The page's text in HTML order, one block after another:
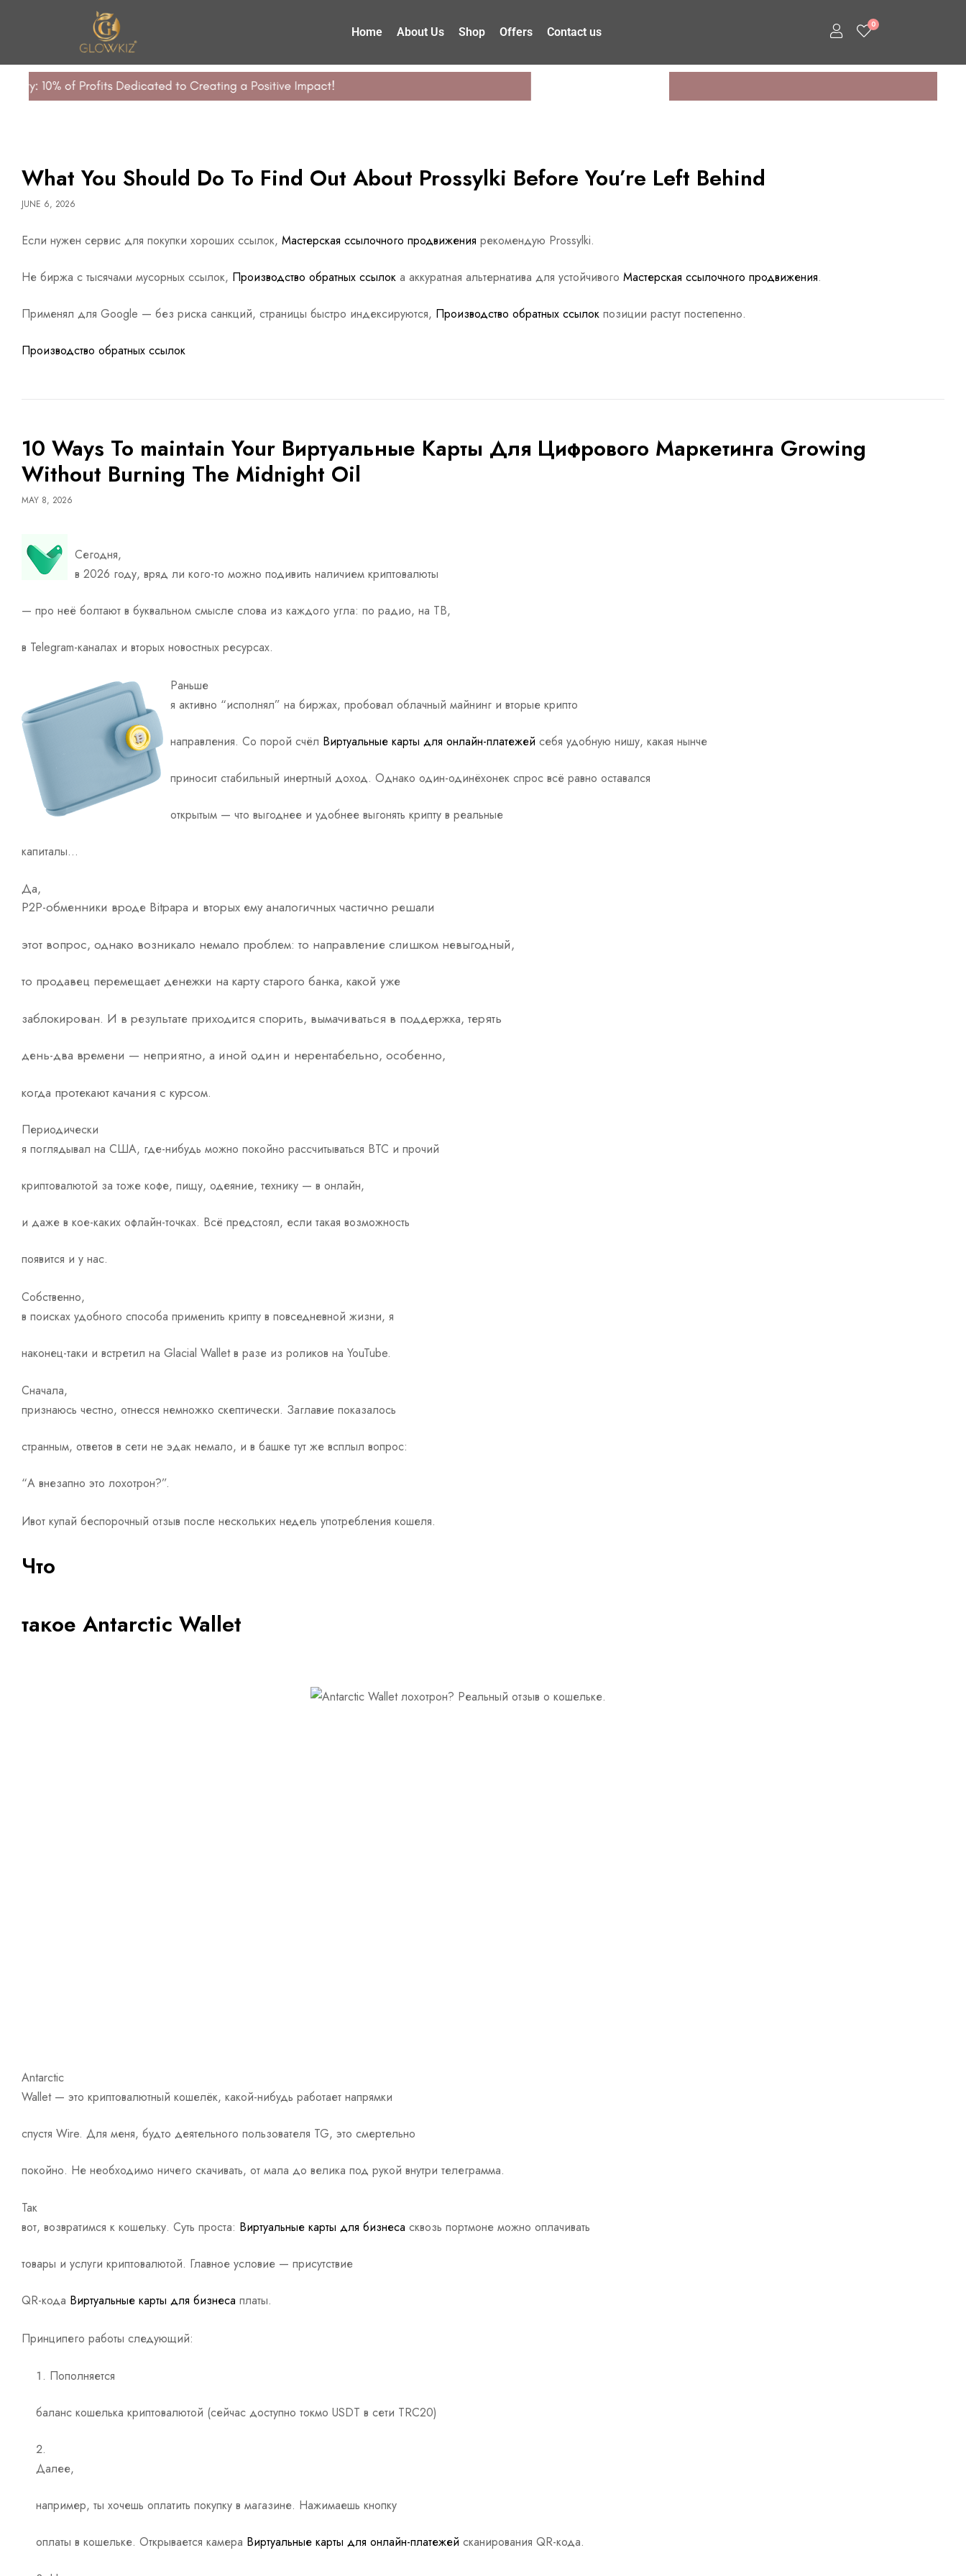
Home About Us Shop Offers Contact us
0
JUNE 6, 2026
What You Should Do To Find Out About Prossylki Before You’re Left Behind
Если нужен сервис для покупки хороших ссылок, Мастерская ссылочного продвижения рекомендую Prossylki.
Не биржа с тысячами мусорных ссылок, Производство обратных ссылок а аккуратная альтернатива для устойчивого Мастерская ссылочного продвижения.
Применял для Google — без риска санкций, страницы быстро индексируются, Производство обратных ссылок позиции растут постепенно.
Производство обратных ссылок
MAY 8, 2026
10 Ways To maintain Your Виртуальные Карты Для Цифрового Маркетинга Growing
Without Burning The Midnight Oil
Сегодня,
в 2026 году, вряд ли кого-то можно подивить наличием криптовалюты
— про неё болтают в буквальном смысле слова из каждого угла: по радио, на ТВ,
в Telegram-каналах и вторых новостных ресурсах.
Раньше
я активно “исполнял” на биржах, пробовал облачный майнинг и вторые крипто
направления. Со порой счёл Виртуальные карты для онлайн-платежей себя удобную нишу, какая нынче
приносит стабильный инертный доход. Однако один-одинёхонек спрос всё равно оставался
открытым — что выгоднее и удобнее выгонять крипту в реальные
капиталы…
Да,
P2P-обменники вроде Bitpapa и вторых ему аналогичных частично решали
этот вопрос, однако возникало немало проблем: то направление слишком невыгодный,
то продавец перемещает денежки на карту старого банка, какой уже
заблокирован. И в результате приходится спорить, вымачиваться в поддержка, терять
день-два времени — неприятно, а иной один и нерентабельно, особенно,
когда протекают качания с курсом.
Периодически
я поглядывал на США, где-нибудь можно покойно рассчитываться BTC и прочий
криптовалютой за тоже кофе, пищу, одеяние, технику — в онлайн,
и даже в кое-каких офлайн-точках. Всё предстоял, если такая возможность
появится и у нас.
Собственно,
в поисках удобного способа применить крипту в повседневной жизни, я
наконец-таки и встретил на Glacial Wallet в разе из роликов на YouTube.
Сначала,
признаюсь честно, отнесся немножко скептически. Заглавие показалось
странным, ответов в сети не эдак немало, и в башке тут же всплыл вопрос:
“А внезапно это лохотрон?”.
Ивот купай беспорочный отзыв после нескольких недель употребления кошеля.
Что
такое Antarctic Wallet
Antarctic
Wallet — это криптовалютный кошелёк, какой-нибудь работает напрямки
спустя Wire. Для меня, будто деятельного пользователя TG, это смертельно
покойно. Не необходимо ничего скачивать, от мала до велика под рукой внутри телеграмма.
Так
вот, возвратимся к кошельку. Суть проста: Виртуальные карты для бизнеса сквозь портмоне можно оплачивать
товары и услуги криптовалютой. Главное условие — присутствие
QR-кода Виртуальные карты для бизнеса платы.
Принципего работы следующий:
Пополняется
баланс кошелька криптовалютой (сейчас доступно токмо USDT в сети TRC20)
Далее,
например, ты хочешь оплатить покупку в магазине. Нажимаешь кнопку
оплаты в кошельке. Открывается камера Виртуальные карты для онлайн-платежей сканирования QR-кода.
United